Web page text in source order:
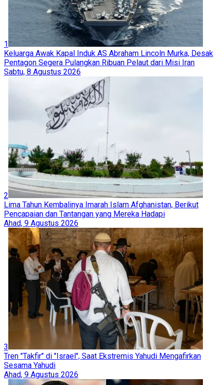
1
Keluarga Awak Kapal Induk AS Abraham Lincoln Murka, Desak
Pentagon Segera Pulangkan Ribuan Pelaut dari Misi Iran
Sabtu, 8 Agustus 2026
2
Lima Tahun Kembalinya Imarah Islam Afghanistan, Berikut
Pencapaian dan Tantangan yang Mereka Hadapi
Ahad, 9 Agustus 2026
3
Tren "Takfir" di "Israel", Saat Ekstremis Yahudi Mengafirkan
Sesama Yahudi
Ahad, 9 Agustus 2026